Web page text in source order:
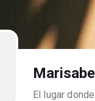
El lugar